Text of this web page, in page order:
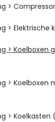
>
> Elektrische
> Koelboxen
> Koelboxen
> Koelkasten